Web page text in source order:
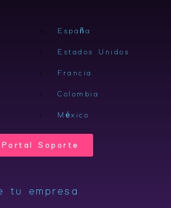
España
Estados Unidos
Francia
Colombia
México
Portal Soporte
tu empresa